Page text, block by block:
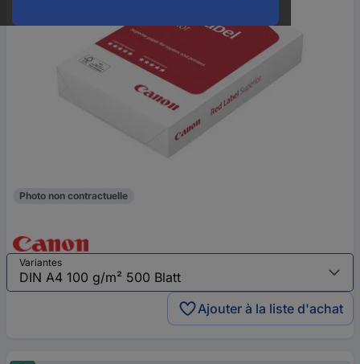
Photo non contractuelle
Variantes
Ajouter à la liste d'achat